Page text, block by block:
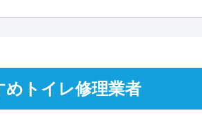
めトイレ修理業者